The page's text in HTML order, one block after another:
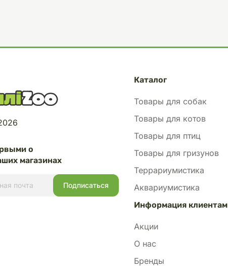
о
магазинах
Каталог
Товары для собак
Товары для котов
Товары для птиц
Товары для гризунов
Террариумистика
Аквариумистика
Информация клиентам
Акции
О нас
Бренды